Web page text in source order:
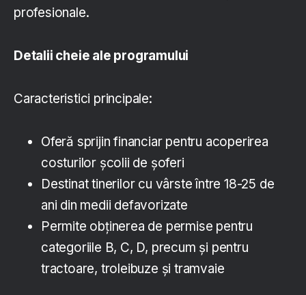
profesionale.
Detalii cheie ale programului
Caracteristici principale:
Oferă sprijin financiar pentru acoperirea
costurilor școlii de șoferi
Destinat tinerilor cu vârste între 18-25 de
ani din medii defavorizate
Permite obținerea de permise pentru
categoriile B, C, D, precum și pentru
tractoare, troleibuze și tramvaie